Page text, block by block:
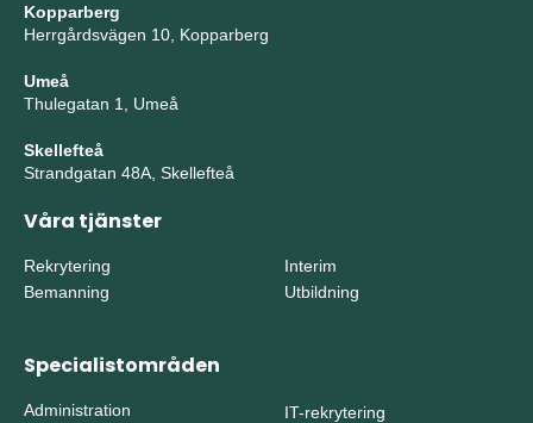
Kopparberg
Herrgårdsvägen 10, Kopparberg
Umeå
Thulegatan 1, Umeå
Skellefteå
Strandgatan 48A, Skellefteå
Våra tjänster
Rekrytering
Bemanning
Interim
Utbildning
Specialistområden
Administration
IT-rekrytering